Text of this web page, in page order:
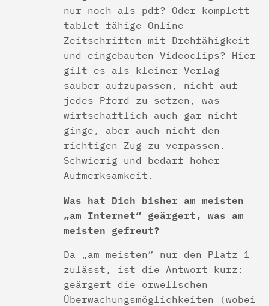
nur noch als pdf? Oder komplett
tablet-fähige Online-
Zeitschriften mit Drehfähigkeit
und eingebauten Videoclips? Hier
gilt es als kleiner Verlag
sauber aufzupassen, nicht auf
jedes Pferd zu setzen, was
wirtschaftlich auch gar nicht
ginge, aber auch nicht den
richtigen Zug zu verpassen.
Schwierig und bedarf hoher
Aufmerksamkeit.
Was hat Dich bisher am meisten
„am Internet“ geärgert, was am
meisten gefreut?
Da „am meisten“ nur den Platz 1
zulässt, ist die Antwort kurz:
geärgert die orwellschen
Überwachungsmöglichkeiten (wobei